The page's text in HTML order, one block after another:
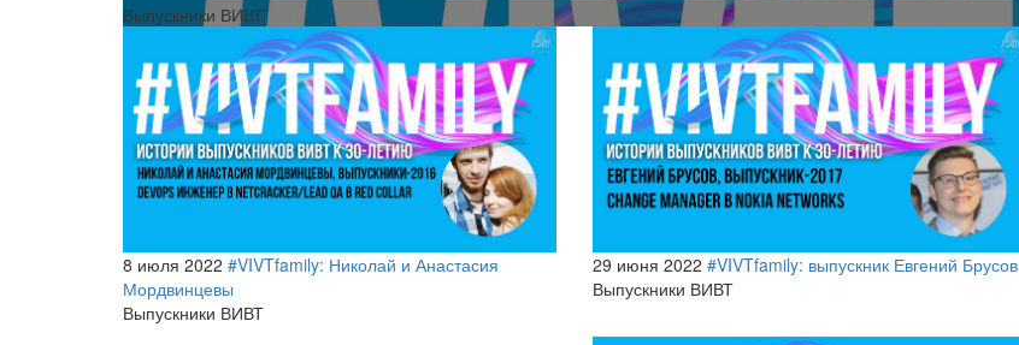
Выпускники ВИВТ
8 июля 2022 #VIVTfamily: Николай и Анастасия
Мордвинцевы
Выпускники ВИВТ
29 июня 2022 #VIVTfamily: выпускник Евгений Брусов
Выпускники ВИВТ